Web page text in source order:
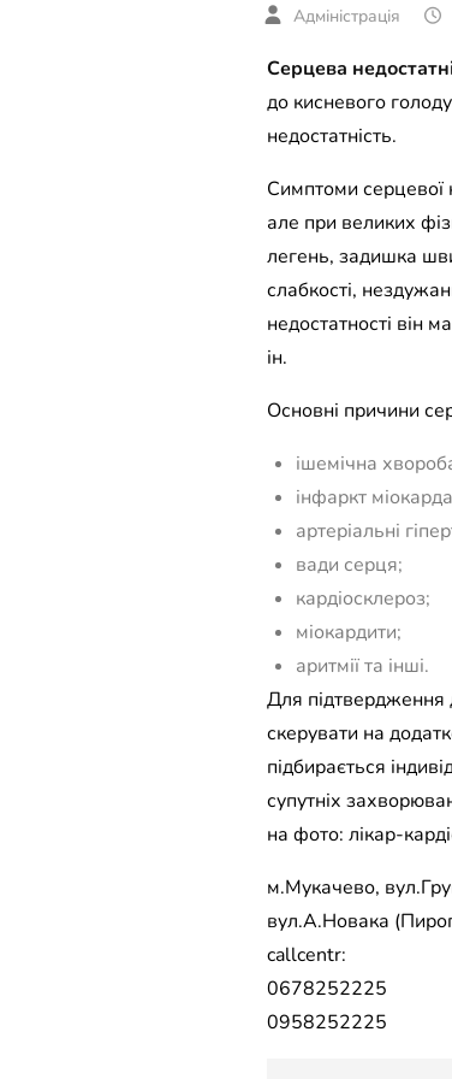
Серцева
до кисневого
недостатність.
Симптоми серцевої
але при великих
легень, задишка
слабкості,
недостатності він
ін.
Основні причини
ішемічна
інфаркт
артеріальні
вади серця;
кардіосклероз;
міокардити;
аритмії та інші.
Для підтвердження
скерувати на
підбирається
супутніх
на фото: лікар-
м.Мукачево,
вул.А.Новака
callcentr:
0678252225
0958252225